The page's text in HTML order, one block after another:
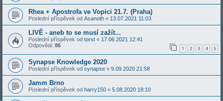
Rhea + Apostrofa ve Vopici 21.7. (Praha)
Poslední příspěvek od Asanoth « 13.07.2021 11:03
LIVĚ - aneb to se musí zažít...
Poslední příspěvek od torst « 17.06.2021 12:41
Odpovědi: 86 1 2 3 4 5
Synapse Knowledge 2020
Poslední příspěvek od synapse « 9.09.2020 21:58
Jamm Brno
Poslední příspěvek od harry150 « 5.08.2020 18:10